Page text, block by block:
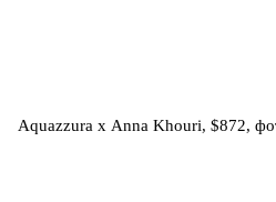
Aquazzura х Anna Khouri, $872,